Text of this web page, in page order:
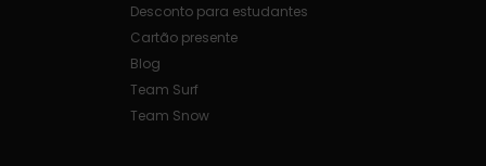
Desconto para estudantes
Cartão presente
Blog
Team Surf
Team Snow